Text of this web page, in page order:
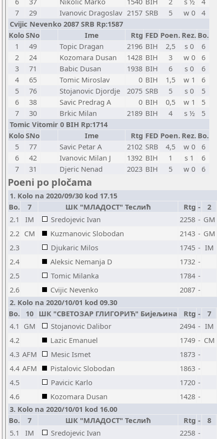
7
29 Ivanovic Dragoslav 2157 SRB 5 w 0
4
Cvijic Nevenko 2087 SRB Rp:1587
KoloSNo Ime Rtg FED Poen. Rez. Bo.
1
49 Topic Dragan 2196 BIH 2,5 s 0
6
2
24 Kozomara Dusan 1428 BIH 3 w 0
6
3
71 Babic Dusan 1938 BIH 6 s 0
6
4
65 Tomic Miroslav 0 BIH 1,5 w 1
6
5
76 Stojanovic Djordje 2075 SRB 5 s 0
5
6
38 Savic Predrag A 0 BIH 0,5 w 1
5
7
30 Brkic Milan 2189 BIH 4 s ½
5
Tomic Vitomir 0 BIH Rp:1714
KoloSNo Ime Rtg FED Poen. Rez. Bo.
5
77 Savic Petar A 2102 SRB 4,5 w 0
6
6
42 Ivanovic Milan J 1392 BIH 1 s 1
6
7
31 Djeric Nenad 2023 BIH 5 w 0 6
Poeni po pločama
1. Kolo na 2020/09/30 kod 17.15
Bo.
7 ШК "МЛАДОСТ" Теслић Rtg -
2
2.1
IM Sredojevic Ivan 2258 - GM
2.2 CM Kuzmanovic Slobodan 2143 - GM
2.3
Djukaric Milos 1745 - IM
2.4
Aleksic Nemanja D 1732 -
2.5
Tomic Milanka 1784 -
2.6
Cvijic Nevenko 2087 -
2. Kolo na 2020/10/01 kod 09.30
Bo.
10 ШК "СВЕТОЗАР ГЛИГОРИЋ" Бијељина Rtg -
7
4.1 GM Stojanovic Dalibor 2494 - IM
4.2
Lazic Emanuel 1749 - CM
4.3 AFM Mesic Ismet 1873 -
4.4 AFM Pistalovic Slobodan 1863 -
4.5
Pavicic Karlo 1720 -
4.6
Kozomara Dusan 1428 -
3. Kolo na 2020/10/01 kod 16.00
Bo.
7 ШК "МЛАДОСТ" Теслић Rtg -
8
5.1
IM Sredojevic Ivan 2258 -